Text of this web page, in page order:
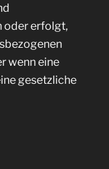
oder erfolgt,
wenn eine
gesetzliche